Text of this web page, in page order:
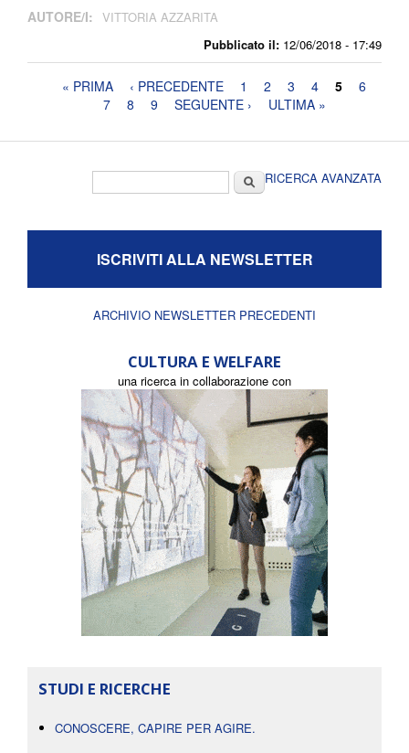
Pubblicato il: 12/06/2018 - 17:49
AUTORE/I: VITTORIA AZZARITA
Pagine« PRIMA ‹ PRECEDENTE 1 2 3 4 5
6
7
8 9 SEGUENTE › ULTIMA »
CercaRICERCA AVANZATA
ISCRIVITI ALLA NEWSLETTER
ARCHIVIO NEWSLETTER PRECEDENTI
CULTURA E WELFARE
una ricerca in collaborazione con
STUDI E RICERCHE
CONOSCERE, CAPIRE PER AGIRE.